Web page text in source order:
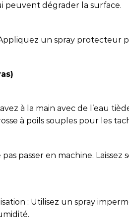
peuvent dégrader la surface.
un spray protecteur
à la main avec de l’eau
à poils souples pour les
passer en machine. Laissez
: Utilisez un spray